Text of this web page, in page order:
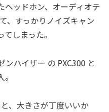
ヘッドホン、オーディオテ
、すっかりノイズキャン
しまった。
ンハイザー の PXC300 と
、大きさが丁度いいか